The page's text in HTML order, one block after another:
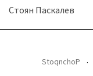
SkipСтоян Паскалев
StoqnchoP